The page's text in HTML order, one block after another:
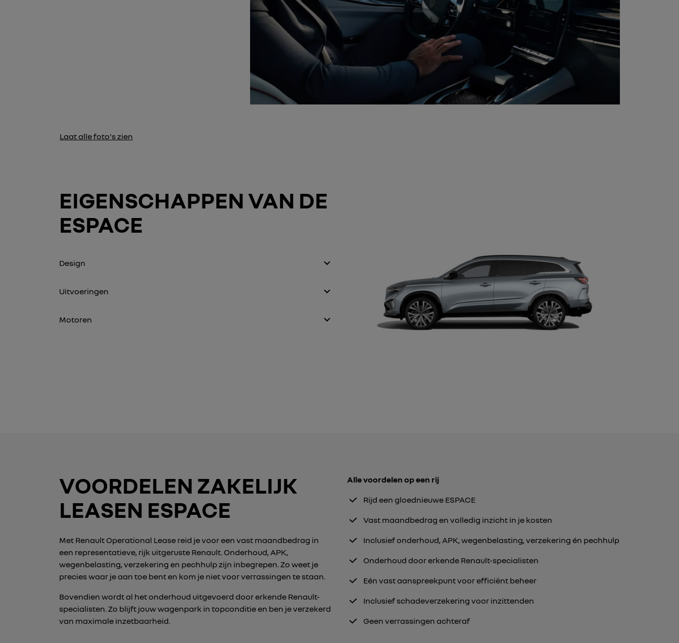
Laat alle foto's zien
EIGENSCHAPPEN VAN DE
ESPACE
Design
Uitvoeringen
Motoren
VOORDELEN ZAKELIJK
LEASEN ESPACE
Met Renault Operational Lease reid je voor een vast maandbedrag in
een representatieve, rijk uitgeruste Renault. Onderhoud, APK,
wegenbelasting, verzekering en pechhulp zijn inbegrepen. Zo weet je
precies waar je aan toe bent en kom je niet voor verrassingen te staan.
Bovendien wordt al het onderhoud uitgevoerd door erkende Renault-
specialisten. Zo blijft jouw wagenpark in topconditie en ben je verzekerd
van maximale inzetbaarheid.
Alle voordelen op een rij
Rijd een gloednieuwe ESPACE
Vast maandbedrag en volledig inzicht in je kosten
Inclusief onderhoud, APK, wegenbelasting, verzekering én pechhulp
Onderhoud door erkende Renault-specialisten
Eén vast aanspreekpunt voor efficiënt beheer
Inclusief schadeverzekering voor inzittenden
Geen verrassingen achteraf